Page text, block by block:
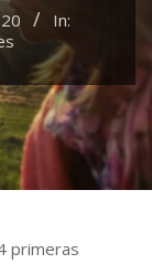
In:
primeras